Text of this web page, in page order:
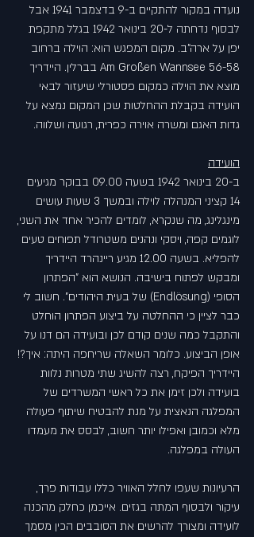
נועדה במקור להתקיים ב-9 בדצמבר 1941 אבל
לבסוף נדחתה ל-20 בינואר 1942 בגלל מתקפת
יפן על ארה"ב. מקום המפגש הוא: הוילה ברחוב
Am Großen Wannsee 56-58 בברלין. היידריך
מוצא את הוילה כמקום פסטורלי שיעזור לבאי
הועידה בקבלת ההחלטות שכן המקום נמצא על
גדות האגם ומשרה אוירה כפרית, רגועה ושלווה.
הועידה
ב-20 בינואר 1942 בשעה 09.00 בבוקר מגיעים
14 קציני המנהלה לוילה ובמשך 3 שעות עושים
מינגלינג, מה שנקרא, לומדים להכיר אחד את השני,
לוגמים קפה, ויסקי ונהנים משטרודל תפוחים טעים
להפליא. בשעה 12.00 מגיע ריינהרד היידריך
ומבקש לפתוח בישיבה. הנושא הוא "הפתרון
הסופי (Endlösung) של בעית היהודים". חשוב לי
כבר לציין כי ההחלטה על ביצוע הפתרון הוחלט
והתקבל כמה שנים קודם לכן ובועידה הם דנו על
אופן הביצוע. כלומר השאלה שריחפה היתה: איך?!
היידריך הפיקח, רצה להשיג שתי מטרות נלוות
בועידה ולכן זימן את כל ראשי המשרדים של
המפלגה הנאצית על מנת להבטיח שיתוף פעולה
מלא וכמובן ואפילו יותר חשוב, לבסס את מעמדו
העולה במפלגה.
הרעיונות שעפו לחלל האוויר כללו עבודות פרך,
עיקור ולבסוף המתה בגזים. אייכמן כחלק מהכנה
לועידה ומצורך להרשים את הסובבים הכין מסמך